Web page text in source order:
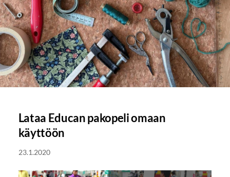
Lataa Educan pakopeli omaan
käyttöön
23.1.2020